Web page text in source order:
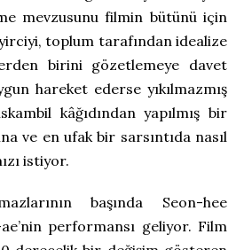
mevzusunu filmin bütünü için
toplum tarafından idealize
birini gözetlemeye davet
hareket ederse yıkılmazmış
kâğıdından yapılmış bir
ve en ufak bir sarsıntıda nasıl
istiyor.
başında Seon-hee
performansı geliyor. Film